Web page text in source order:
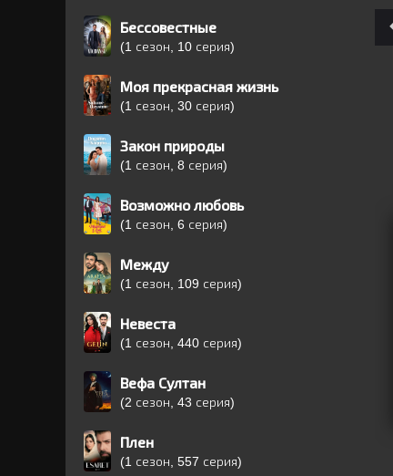
Бессовестные
(1 сезон, 10 серия)
Моя прекрасная жизнь
(1 сезон, 30 серия)
Закон природы
(1 сезон, 8 серия)
Возможно любовь
(1 сезон, 6 серия)
Между
(1 сезон, 109 серия)
Невеста
(1 сезон, 440 серия)
Вефа Султан
(2 сезон, 43 серия)
Плен
(1 сезон, 557 серия)